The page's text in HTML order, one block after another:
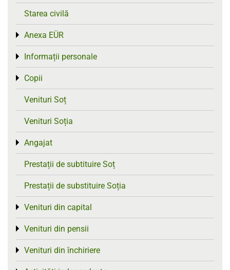
Starea civilă
Anexa EÜR
Toggle menu
Informații personale
Toggle menu
Copii
Toggle menu
Venituri Soț
Venituri Soția
Angajat
Toggle menu
Prestații de subtituire Soț
Prestații de substituire Soția
Venituri din capital
Toggle menu
Venituri din pensii
Toggle menu
Venituri din închiriere
Toggle menu